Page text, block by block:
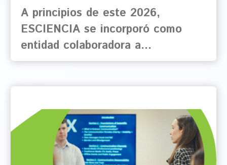
Aragón
A principios de este 2026,
ESCIENCIA se incorporó como
entidad colaboradora a…